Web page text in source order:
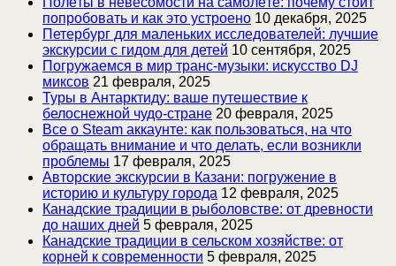
попробовать и как это устроено 10 декабря, 2025
Петербург для маленьких исследователей: лучшие
экскурсии с гидом для детей 10 сентября, 2025
Погружаемся в мир транс-музыки: искусство DJ
миксов 21 февраля, 2025
Туры в Антарктиду: ваше путешествие к
белоснежной чудо-стране 20 февраля, 2025
Все о Steam аккаунте: как пользоваться, на что
обращать внимание и что делать, если возникли
проблемы 17 февраля, 2025
Авторские экскурсии в Казани: погружение в
историю и культуру города 12 февраля, 2025
Канадские традиции в рыболовстве: от древности
до наших дней 5 февраля, 2025
Канадские традиции в сельском хозяйстве: от
корней к современности 5 февраля, 2025